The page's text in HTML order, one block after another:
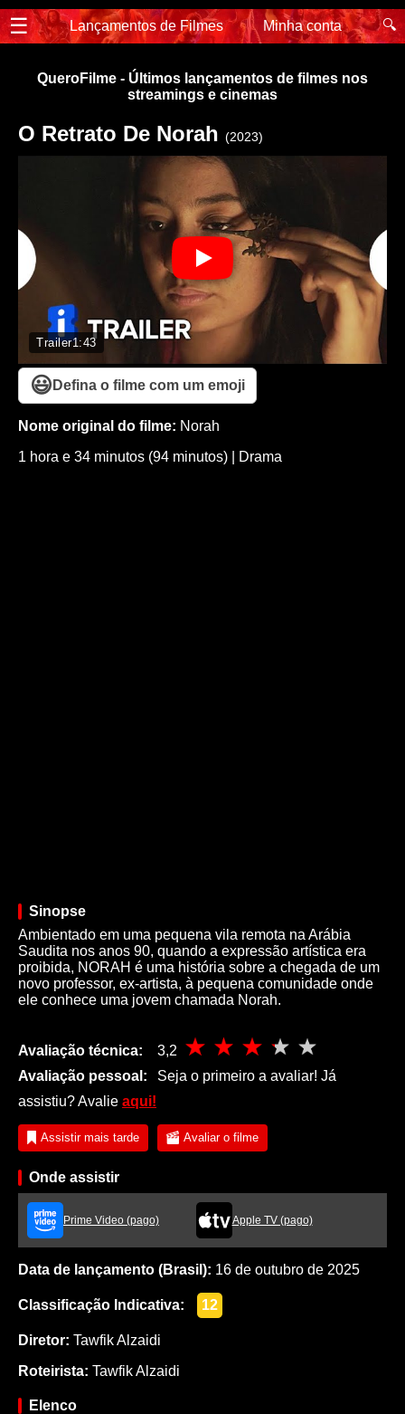
☰ Lançamentos de Filmes Minha conta 🔍
QueroFilme - Últimos lançamentos de filmes nos
streamings e cinemas
O Retrato De Norah (2023)
Trailer1:43
😃 Defina o filme com um emoji
Nome original do filme: Norah
1 hora e 34 minutos (94 minutos)
Drama
Sinopse
Ambientado em uma pequena vila remota na Arábia
Saudita nos anos 90, quando a expressão artística era
proibida, NORAH é uma história sobre a chegada de um
novo professor, ex-artista, à pequena comunidade onde
ele conhece uma jovem chamada Norah.
Avaliação técnica:
3,2
Avaliação pessoal:
Seja o primeiro a avaliar! Já
assistiu? Avalie aqui!
Assistir mais tarde Avaliar o filme
Onde assistir
Prime Video (pago) Apple TV (pago)
Data de lançamento (Brasil): 16 de outubro de 2025
Classificação Indicativa: 12
Diretor: Tawfik Alzaidi
Roteirista: Tawfik Alzaidi
Elenco